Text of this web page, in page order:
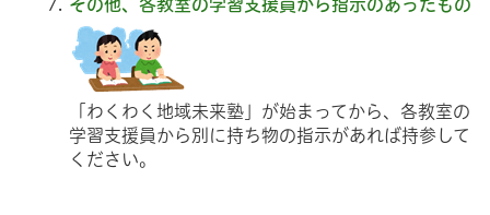
その他、各教室の学習支援員から指示のあったもの
「わくわく地域未来塾」が始まってから、各教室の
学習支援員から別に持ち物の指示があれば持参して
ください。